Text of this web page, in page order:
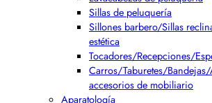
Sillas de peluquería
Sillones barbero/Sillas
estética
Tocadores/Recepciones/
Carros/Taburetes/
accesorios de mobiliario
Aparatología